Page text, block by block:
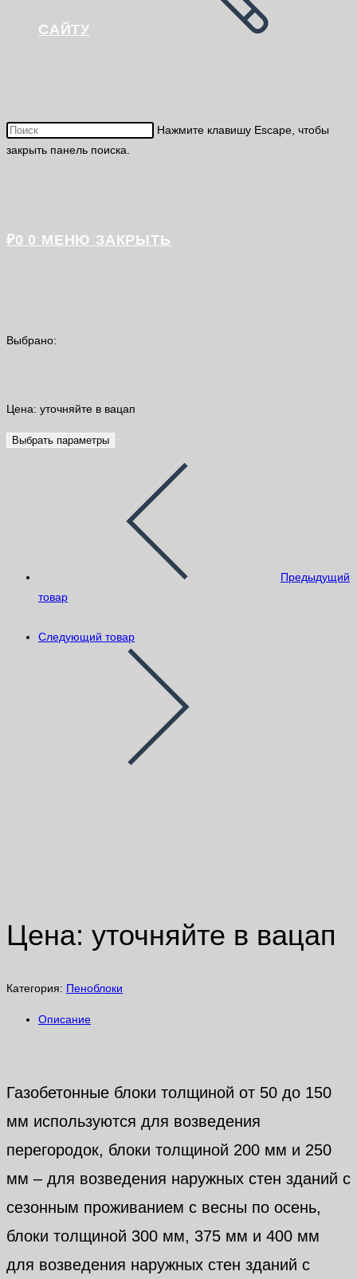
САЙТУ
Нажмите клавишу Escape, чтобы
закрыть панель поиска.
₽0 0 МЕНЮ ЗАКРЫТЬ
Выбрано:
Цена: уточняйте в вацап
Выбрать параметры
Предыдущий
товар
Следующий товар
Цена: уточняйте в вацап
Категория: Пеноблоки
Описание
Газобетонные блоки толщиной от 50 до 150
мм используются для возведения
перегородок, блоки толщиной 200 мм и 250
мм – для возведения наружных стен зданий с
сезонным проживанием с весны по осень,
блоки толщиной 300 мм, 375 мм и 400 мм
для возведения наружных стен зданий с